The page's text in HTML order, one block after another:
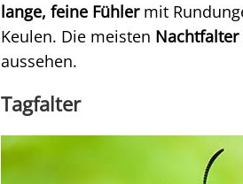
lange, feine Fühlermit
Keulen. Die meisten Nachtfalter
aussehen.
Tagfalter